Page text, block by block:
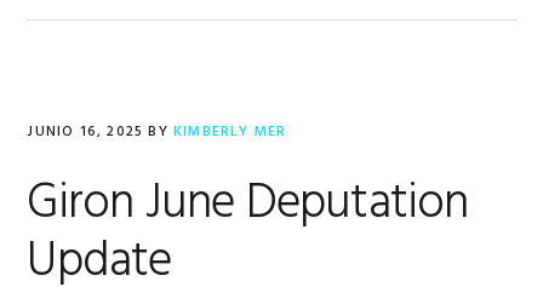
JUNIO 16, 2025 BYKIMBERLY MER
Giron June Deputation
Update